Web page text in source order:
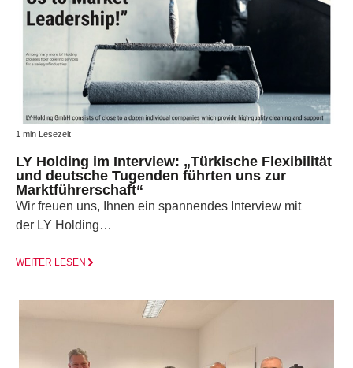
1 min Lesezeit
LY Holding im Interview: „Türkische Flexibilität
und deutsche Tugenden führten uns zur
Marktführerschaft“
Wir freuen uns, Ihnen ein spannendes Interview mit
der LY Holding…
WEITER LESEN